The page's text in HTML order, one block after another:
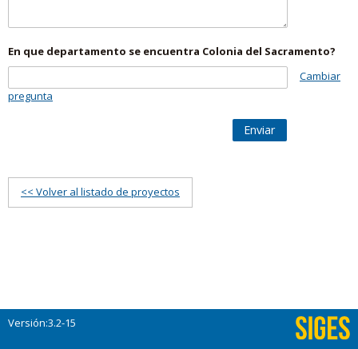
En que departamento se encuentra Colonia del Sacramento?
Cambiar
pregunta
Enviar
<< Volver al listado de proyectos
Versión:3.2-15